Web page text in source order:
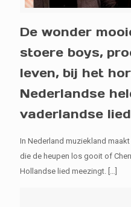
De wonder
stoere boys,
leven, bij het
Nederlandse
vaderlandse lied
In Nederland muziekland
die de heupen los gooit of
Hollandse lied meezingt. […]